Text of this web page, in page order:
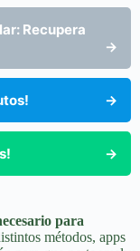
Recupera
→
→
→
para
métodos, apps